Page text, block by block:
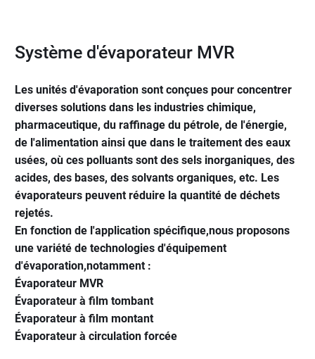
Système d'évaporateur MVR
Les unités d'évaporation sont conçues pour concentrer
diverses solutions dans les industries chimique,
pharmaceutique, du raffinage du pétrole, de l'énergie,
de l'alimentation ainsi que dans le traitement des eaux
usées, où ces polluants sont des sels inorganiques, des
acides, des bases, des solvants organiques, etc. Les
évaporateurs peuvent réduire la quantité de déchets
rejetés.
En fonction de l'application spécifique,nous proposons
une variété de technologies d'équipement
d'évaporation,notamment :
Évaporateur MVR
Évaporateur à film tombant
Évaporateur à film montant
Évaporateur à circulation forcée